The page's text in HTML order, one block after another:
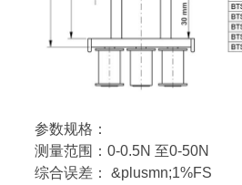
参数规格：
测量范围：0-0.5N 至0-50N
综合误差： &plusmn;1%FS